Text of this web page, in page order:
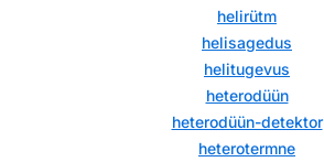
helirütm
helisagedus
helitugevus
heterodüün
heterodüün-detektor
heterotermne